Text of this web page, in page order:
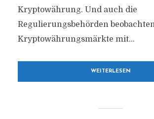
Kryptowährung. Und auch die
Regulierungsbehörden
Kryptowährungsmärkte mit...
WEITERLESEN